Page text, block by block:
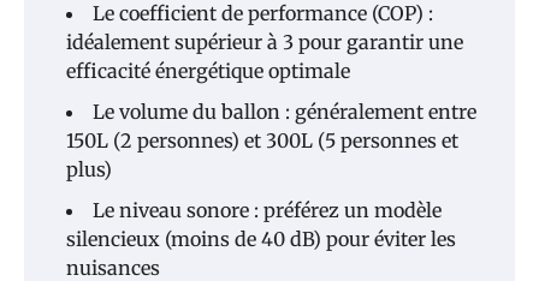
Le coefficient de performance (COP) :
idéalement supérieur à 3 pour garantir une
efficacité énergétique optimale
Le volume du ballon : généralement entre
150L (2 personnes) et 300L (5 personnes et
plus)
Le niveau sonore : préférez un modèle
silencieux (moins de 40 dB) pour éviter les
nuisances